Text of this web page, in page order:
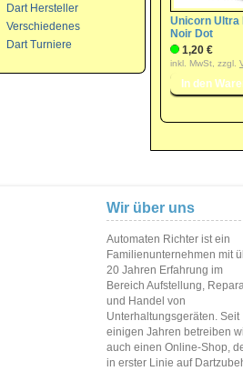
Dart Hersteller
Verschiedenes
Dart Turniere
Unicorn Ultra
Noir Dot
1,20 €
inkl. MwSt, zzgl.
Wir über uns
Automaten Richter ist ein
Familienunternehmen mit
20 Jahren Erfahrung im
Bereich Aufstellung,
und Handel von
Unterhaltungsgeräten. Seit
einigen Jahren betreiben
auch einen Online-Shop,
in erster Linie auf